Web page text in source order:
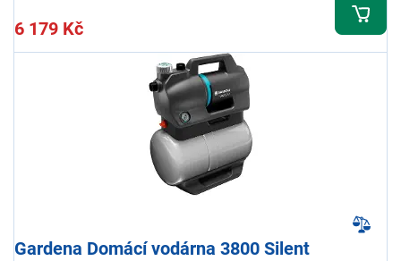
6 179 Kč
Gardena Domácí vodárna 3800 Silent